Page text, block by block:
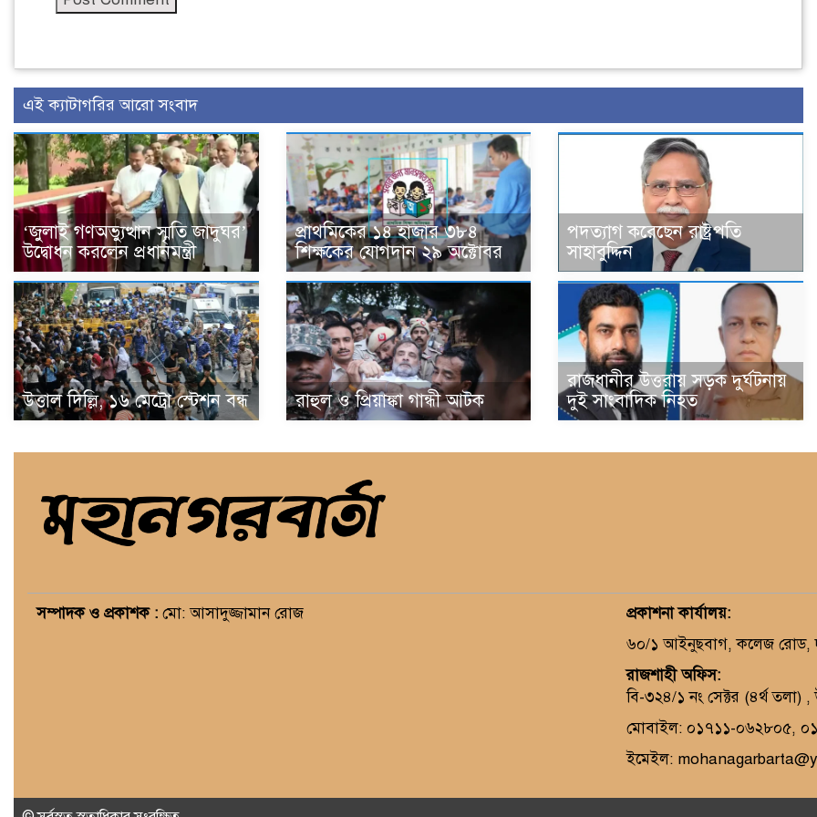
এই ক্যাটাগরির আরো সংবাদ
‘জুলাই গণঅভ্যুত্থান স্মৃতি জাদুঘর’
উদ্বোধন করলেন প্রধানমন্ত্রী
প্রাথমিকের ১৪ হাজার ৩৮৪
শিক্ষকের যোগদান ২৯ অক্টোবর
পদত্যাগ করেছেন রাষ্ট্রপতি
সাহাবুদ্দিন
উত্তাল দিল্লি, ১৬ মেট্রো স্টেশন বন্ধ রাহুল ও প্রিয়াঙ্কা গান্ধী আটক
রাজধানীর উত্তরায় সড়ক দুর্ঘটনায়
দুই সাংবাদিক নিহত
সম্পাদক ও প্রকাশক : মো: আসাদুজ্জামান রোজ প্রকাশনা কার্যালয়:
৬০/১ আইনুছবাগ, কলেজ রোড,
রাজশাহী অফিস:
বি-৩২৪/১ নং সেক্টর (৪র্থ তলা)
মোবাইল: ০১৭১১-০৬২৮০৫,
ইমেইল: